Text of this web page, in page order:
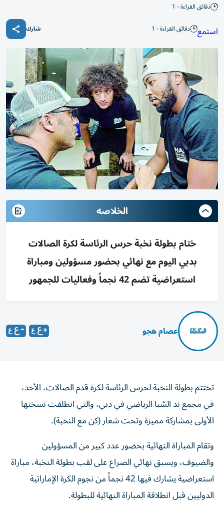
دقائق القراءة - 1
استمع دقائق القراءة - 1 شارك
الخلاصه
ختام بطولة نخبة حرس الرئاسة لكرة الصالات
بدبي اليوم مع نهائي بحضور مسؤولين ومباراة
استعراضية تضم 42 نجماً وفعاليات للجمهور
عصام هجو
تختتم بطولة النخبة لحرس الرئاسة لكرة قدم الصالات، الأحد،
في مجمع ند الشبا الرياضي في دبي، والتي انطلقت نسختها
الأولى بمشاركة مميزة وتحت شعار (كن مع النخبة).
وتقام المباراة النهائية بحضور عدد كبير من المسؤولين
والضيوف، ويسبق نهائي الصراع على لقب بطولة النخبة، مباراة
استعراضية يشارك فيها 42 نجماً من نجوم الكرة الإماراتية
الدوليين قبل انطلاقة المباراة النهائية للبطولة.